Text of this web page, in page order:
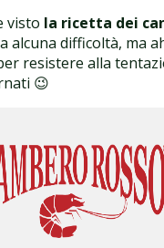
visto la ricetta dei
alcuna difficoltà, ma
resistere alla
😉